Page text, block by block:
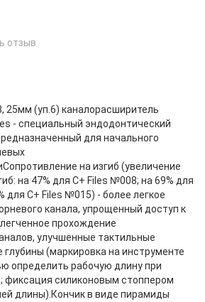
отзыв
25мм (уп.6) каналорасширитель
- специальный эндодонтический
для начального
на изгиб (увеличение
на 47% для C+ Files №008; на 69% для
для C+ Files №015) - более легкое
канала, упрощенный доступ к
прохождение
улучшенные тактильные
(маркировка на инструменте
определить рабочую длину при
фиксация силиконовым стоппером
длины).Кончик в виде пирамиды